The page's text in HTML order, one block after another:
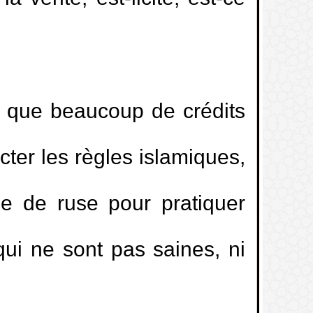
beaucoup de crédits
les règles islamiques,
de ruse pour pratiquer
ne sont pas saines, ni
la PlayStation?
dans lesquelles on porte des